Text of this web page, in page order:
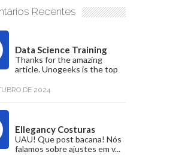
Recentes
Data Science Training
Thanks for the amazing
article. Unogeeks is the top
DE 2024
Ellegancy Costuras
UAU! Que post bacana! Nós
falamos sobre ajustes em v...